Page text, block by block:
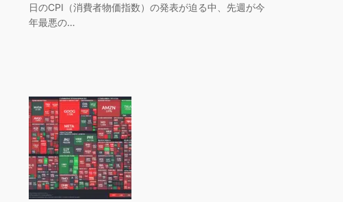
日のCPI（消費者物価指数）の発表が迫る中、先週が今
年最悪の…